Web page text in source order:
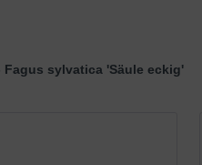
Fagus sylvatica 'Säule eckig'